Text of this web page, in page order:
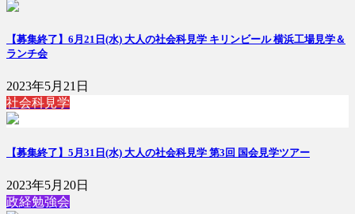
【募集終了】6月21日(水) 大人の社会科見学 キリンビール 横浜工場見学＆
ランチ会
2023年5月21日
社会科見学
【募集終了】5月31日(水) 大人の社会科見学 第3回 国会見学ツアー
2023年5月20日
政経勉強会